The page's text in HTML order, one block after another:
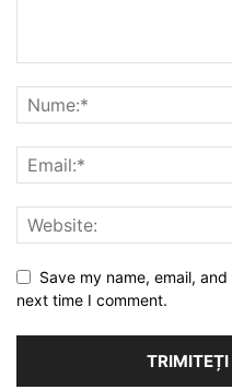
Save my name, email,
next time I comment.